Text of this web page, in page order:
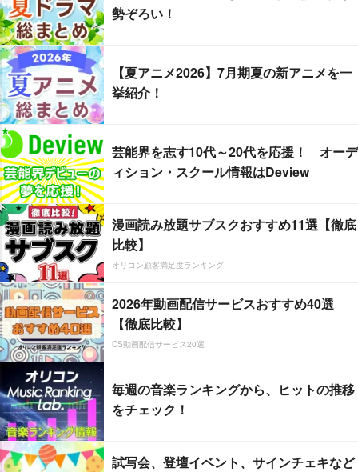
勢ぞろい！
【夏アニメ2026】7月期夏の新アニメを一
挙紹介！
芸能界を志す10代～20代を応援！ オーデ
ィション・スクール情報はDeview
漫画読み放題サブスクおすすめ11選【徹底
比較】
オリコン顧客満足度ランキング
2026年動画配信サービスおすすめ40選
【徹底比較】
CS動画配信サービス20選
毎週の音楽ランキングから、ヒットの推移
をチェック！
試写会、登壇イベント、サインチェキなど